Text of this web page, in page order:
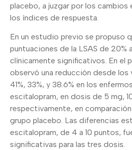
placebo, a juzgar por los cambios
los índices de respuesta.
En un estudio previo se propuso
puntuaciones de la LSAS de 20%
clínicamente significativos. En el
observó una reducción desde los
41%, 33%, y 38.6% en los
escitalopram, en dosis de 5 mg,
respectivamente, en
grupo placebo. Las diferencias
escitalopram, de 4 a 10 puntos,
significativas para las tres dosis.